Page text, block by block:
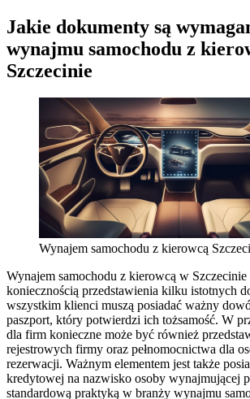
Jakie dokumenty są
wynajmu samochodu z
Szczecinie
Wynajem samochodu z kierowcą
Wynajem samochodu z kierowcą w Szczecinie
koniecznością przedstawienia kilku istotnych
wszystkim klienci muszą posiadać ważny
paszport, który potwierdzi ich tożsamość. W
dla firm konieczne może być również
rejestrowych firmy oraz pełnomocnictwa dla
rezerwacji. Ważnym elementem jest także
kredytowej na nazwisko osoby wynajmującej
standardową praktyką w branży wynajmu